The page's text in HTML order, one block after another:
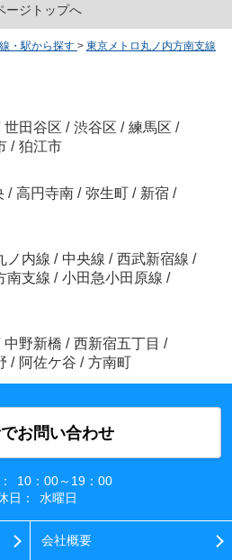
ージトップへ
・駅から探す > 東京メトロ丸ノ内方南支線
世田谷区 / 渋谷区 / 練馬区 /
/ 狛江市
/ 高円寺南 / 弥生町 / 新宿 /
ノ内線 / 中央線 / 西武新宿線 /
南支線 / 小田急小田原線 /
中野新橋 / 西新宿五丁目 /
/ 阿佐ケ谷 / 方南町
お問い合わせ
10：00～19：00
日：
水曜日
会社概要